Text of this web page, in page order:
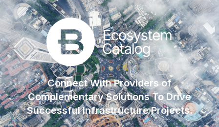
Connect With Providers of
Complementary Solutions To Drive
Successful Infrastructure Projects.